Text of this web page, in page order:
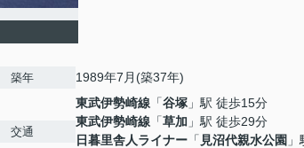
築年 1989年7月(築37年)
交通
東武伊勢崎線 「谷塚 」駅 徒歩15分
東武伊勢崎線 「草加 」駅 徒歩29分
日暮里舎人ライナー 「 見沼代親水公園